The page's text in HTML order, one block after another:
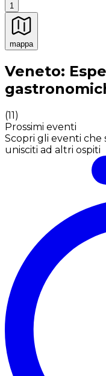
1
mappa
Esperienze culinarie
Veneto:
(11)
Prossimi eventi
Scopri gli eventi che
unisciti ad altri ospiti